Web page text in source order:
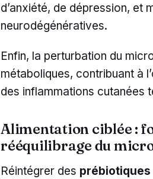
d’anxiété, de dépression, et
neurodégénératives.
Enfin, la perturbation du
métaboliques, contribuant à
des inflammations cutanées
Alimentation ciblée :
rééquilibrage du
Réintégrer des prébiotiques